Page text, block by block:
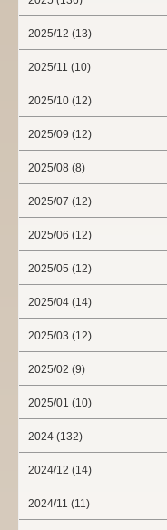
2025/12 (13)
2025/11 (10)
2025/10 (12)
2025/09 (12)
2025/08 (8)
2025/07 (12)
2025/06 (12)
2025/05 (12)
2025/04 (14)
2025/03 (12)
2025/02 (9)
2025/01 (10)
2024 (132)
2024/12 (14)
2024/11 (11)